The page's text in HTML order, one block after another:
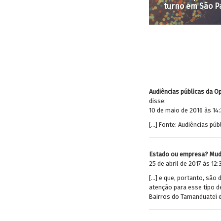
Paulo?
Audiências públicas da
disse:
10 de maio de 2016 às
[…] Fonte: Audiências
Estado ou empresa?
25 de abril de 2017 às
[…] e que, portanto, são
atenção para esse tipo
Bairros do Tamanduateí